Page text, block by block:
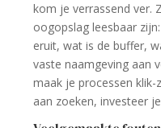
kom je verrassend ver.
oogopslag leesbaar
eruit, wat is de buffer,
vaste naamgeving aan
maak je processen
aan zoeken, investeer